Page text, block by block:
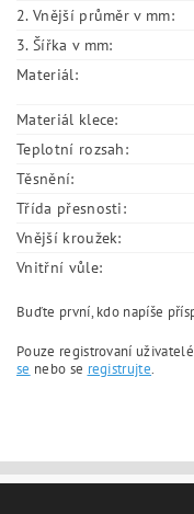
2. Vnější průměr v mm:
3. Šířka v mm:
Materiál:
Materiál klece:
Teplotní rozsah:
Těsnění:
Třída přesnosti:
Vnější kroužek:
Vnitřní vůle:
Buďte první, kdo napíše
Pouze registrovaní
se nebo se registrujte.